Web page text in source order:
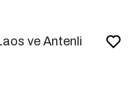
ve Antenli